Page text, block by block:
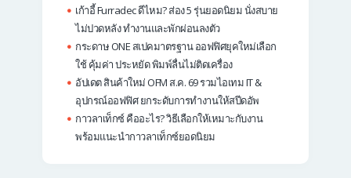
เก้าอี้ Furradec ดีไหม? ส่อง 5 รุ่นยอดนิยม นั่งสบาย
ไม่ปวดหลัง ทำงานและพักผ่อนลงตัว
กระดาษ ONE สเปคมาตรฐาน ออฟฟิศยุคใหม่เลือก
ใช้ คุ้มค่า ประหยัด พิมพ์ลื่นไม่ติดเครื่อง
อัปเดต สินค้าใหม่ OFM ส.ค. 69 รวมไอเทม IT &
อุปกรณ์ออฟฟิศ ยกระดับการทำงานให้สปีดอัพ
กาวลาเท็กซ์ คืออะไร? วิธีเลือกให้เหมาะกับงาน
พร้อมแนะนำกาวลาเท็กซ์ยอดนิยม